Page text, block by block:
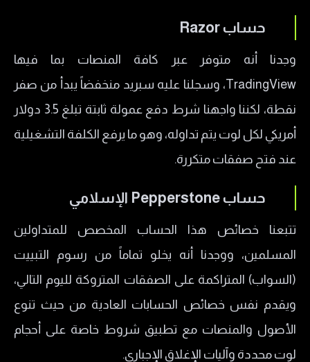
​حساب Razor
وجدنا أنه متوفر عبر كافة المنصات بما فيها
TradingView، وسجلنا عليه سبريد منخفضاً يبدأ من صفر
نقطة، لكننا واجهنا شرط دفع عمولة ثابتة تبلغ 3.5 دولار
أمريكي لكل لوت يتم تداوله، وهو ما يرفع الكلفة التشغيلية
عند فتح صفقات متكررة.
​حساب Pepperstone الإسلامي
تتبعنا خصائص هذا الحساب المخصص للمتداولين
المسلمين، ووجدنا أنه يخلو تماماً من رسوم التبييت
(السواب) المتراكمة على الصفقات المتروكة لليوم التالي،
ويقدم نفس خصائص الحسابات العادية من حيث تنوع
الأصول والمنصات مع تطبيق شروط خاصة على أحجام
لوت محددة وآليات الإغلاق الإجباري.